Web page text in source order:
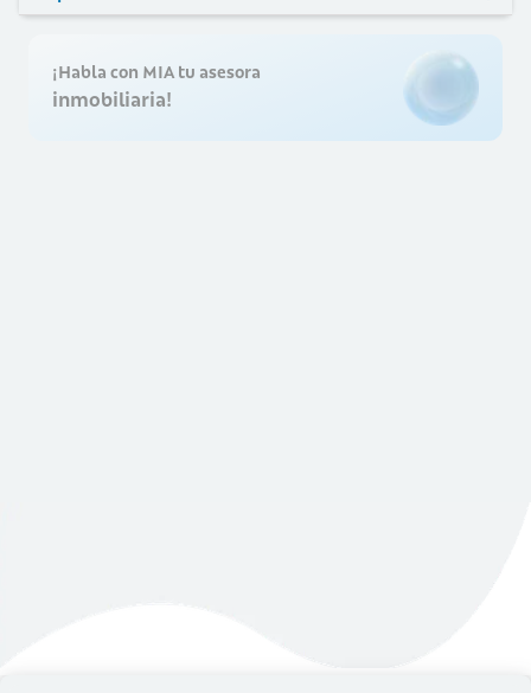
¡Habla con MIA tu asesora
inmobiliaria!